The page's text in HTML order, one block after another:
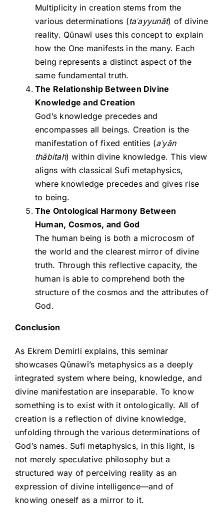
Multiplicity in creation stems from the
various determinations (taʿayyunāt) of divine
reality. Qūnawī uses this concept to explain
how the One manifests in the many. Each
being represents a distinct aspect of the
same fundamental truth.
The Relationship Between Divine
Knowledge and Creation
God’s knowledge precedes and
encompasses all beings. Creation is the
manifestation of fixed entities (aʿyān
thābitah) within divine knowledge. This view
aligns with classical Sufi metaphysics,
where knowledge precedes and gives rise
to being.
The Ontological Harmony Between
Human, Cosmos, and God
The human being is both a microcosm of
the world and the clearest mirror of divine
truth. Through this reflective capacity, the
human is able to comprehend both the
structure of the cosmos and the attributes of
God.
Conclusion
As Ekrem Demirli explains, this seminar
showcases Qūnawī’s metaphysics as a deeply
integrated system where being, knowledge, and
divine manifestation are inseparable. To know
something is to exist with it ontologically. All of
creation is a reflection of divine knowledge,
unfolding through the various determinations of
God’s names. Sufi metaphysics, in this light, is
not merely speculative philosophy but a
structured way of perceiving reality as an
expression of divine intelligence—and of
knowing oneself as a mirror to it.